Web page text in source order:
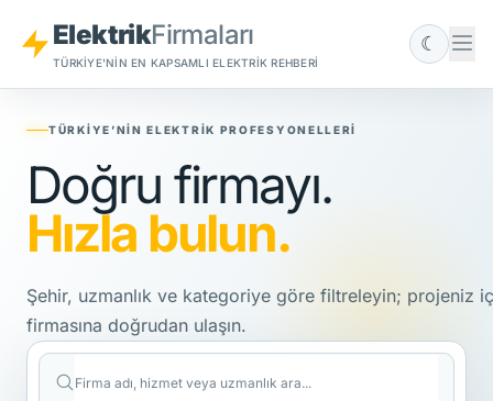
ElektrikFirmaları
TÜRKIYE'NIN EN KAPSAMLI ELEKTRIK REHBERI
☾
TÜRKIYE’NIN ELEKTRIK PROFESYONELLERI
Doğru firmayı.
Hızla bulun.
Şehir, uzmanlık ve kategoriye göre filtreleyin; projeniz
firmasına doğrudan ulaşın.